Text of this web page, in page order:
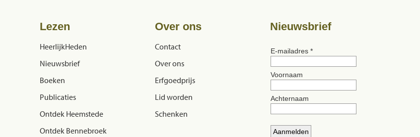
Lezen
HeerlijkHeden
Nieuwsbrief
Boeken
Publicaties
Ontdek Heemstede
Ontdek Bennebroek
Over ons
Contact
Over ons
Erfgoedprijs
Lid worden
Schenken
Nieuwsbrief